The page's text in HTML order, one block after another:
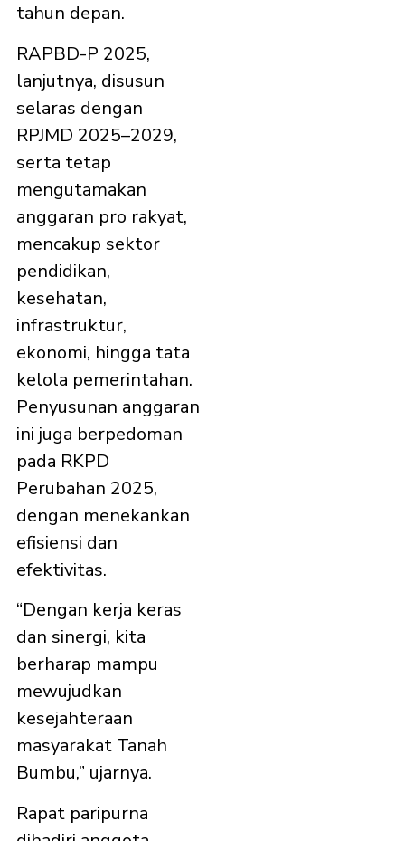
tahun depan.
RAPBD-P 2025,
lanjutnya, disusun
selaras dengan
RPJMD 2025–2029,
serta tetap
mengutamakan
anggaran pro rakyat,
mencakup sektor
pendidikan,
kesehatan,
infrastruktur,
ekonomi, hingga tata
kelola pemerintahan.
Penyusunan anggaran
ini juga berpedoman
pada RKPD
Perubahan 2025,
dengan menekankan
efisiensi dan
efektivitas.
“Dengan kerja keras
dan sinergi, kita
berharap mampu
mewujudkan
kesejahteraan
masyarakat Tanah
Bumbu,” ujarnya.
Rapat paripurna